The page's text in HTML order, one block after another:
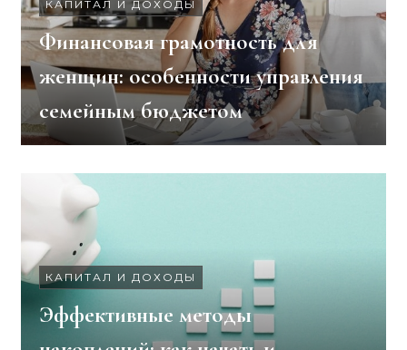
КАПИТАЛ И ДОХОДЫ
Финансовая грамотность для
женщин: особенности управления
семейным бюджетом
КАПИТАЛ И ДОХОДЫ
Эффективные методы